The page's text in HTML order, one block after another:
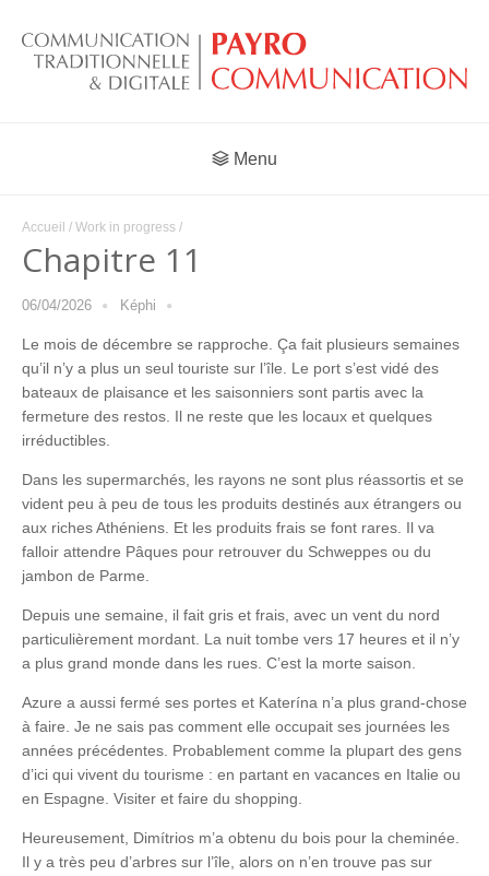
Menu
Accueil / Work in progress /
Chapitre 11
06/04/2026 Képhi
Le mois de décembre se rapproche. Ça fait plusieurs semaines
qu’il n’y a plus un seul touriste sur l’île. Le port s’est vidé des
bateaux de plaisance et les saisonniers sont partis avec la
fermeture des restos. Il ne reste que les locaux et quelques
irréductibles.
Dans les supermarchés, les rayons ne sont plus réassortis et se
vident peu à peu de tous les produits destinés aux étrangers ou
aux riches Athéniens. Et les produits frais se font rares. Il va
falloir attendre Pâques pour retrouver du Schweppes ou du
jambon de Parme.
Depuis une semaine, il fait gris et frais, avec un vent du nord
particulièrement mordant. La nuit tombe vers 17 heures et il n’y
a plus grand monde dans les rues. C’est la morte saison.
Azure a aussi fermé ses portes et Katerína n’a plus grand-chose
à faire. Je ne sais pas comment elle occupait ses journées les
années précédentes. Probablement comme la plupart des gens
d’ici qui vivent du tourisme : en partant en vacances en Italie ou
en Espagne. Visiter et faire du shopping.
Heureusement, Dimítrios m’a obtenu du bois pour la cheminée.
Il y a très peu d’arbres sur l’île, alors on n’en trouve pas sur